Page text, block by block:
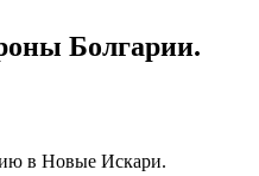
Болгарии.
в Новые Искари.